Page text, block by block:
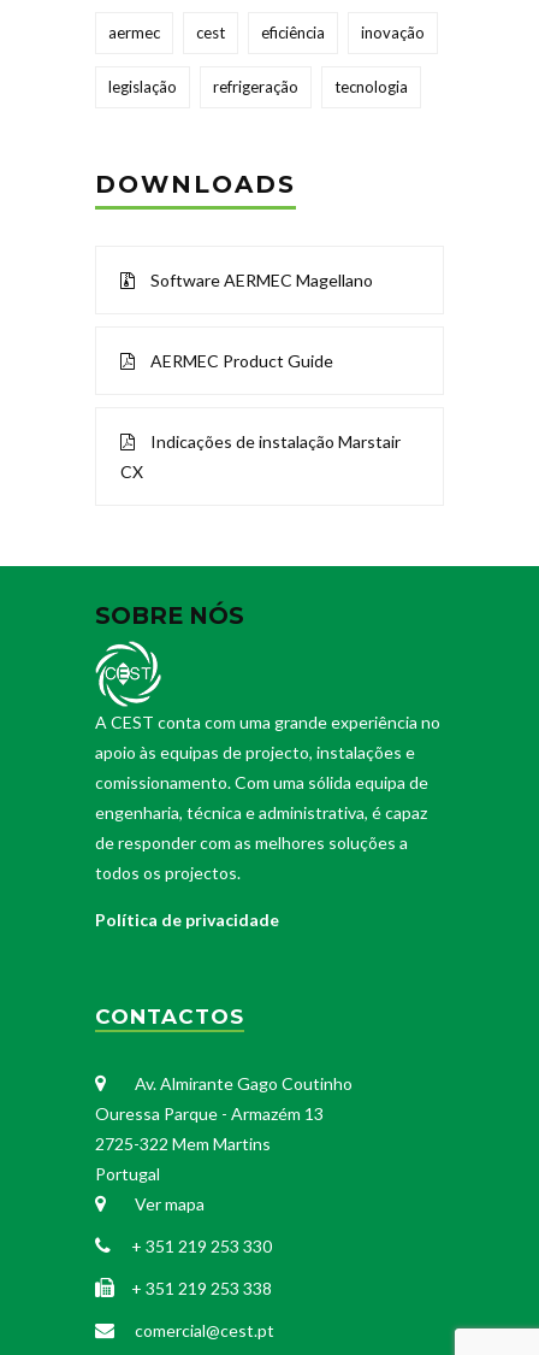
aermec cest eficiência inovação
legislação refrigeração tecnologia
DOWNLOADS
Software AERMEC Magellano
AERMEC Product Guide
Indicações de instalação Marstair
CX
SOBRE NÓS
A CEST conta com uma grande experiência no
apoio às equipas de projecto, instalações e
comissionamento. Com uma sólida equipa de
engenharia, técnica e administrativa, é capaz
de responder com as melhores soluções a
todos os projectos.
Política de privacidade
CONTACTOS
Av. Almirante Gago Coutinho
Ouressa Parque - Armazém 13
2725-322 Mem Martins
Portugal
Ver mapa
+ 351 219 253 330
+ 351 219 253 338
comercial@cest.pt